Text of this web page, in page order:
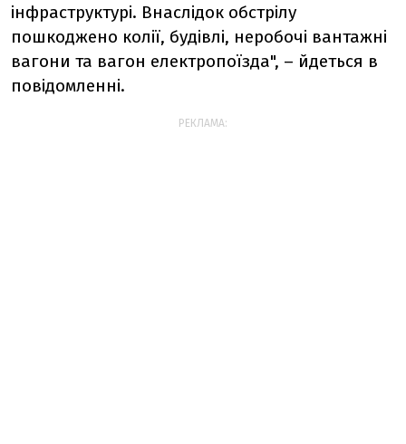
інфраструктурі. Внаслідок обстрілу
пошкоджено колії, будівлі, неробочі вантажні
вагони та вагон електропоїзда", – йдеться в
повідомленні.
РЕКЛАМА: